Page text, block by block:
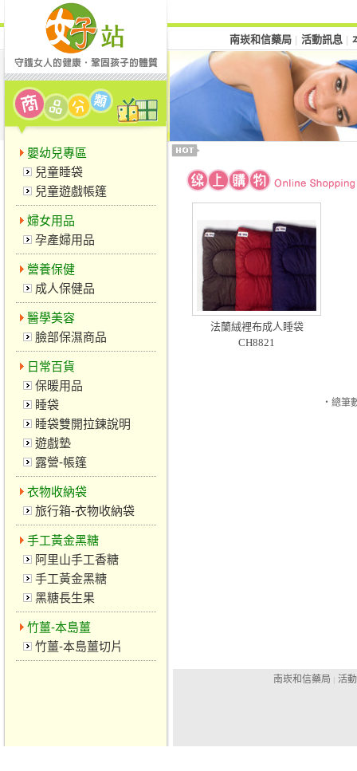
嬰幼兒專區
兒童睡袋
兒童遊戲帳篷
婦女用品
孕產婦用品
營養保健
成人保健品
醫學美容
臉部保濕商品
日常百貨
保暖用品
睡袋
睡袋雙開拉鍊說明
遊戲墊
露營-帳篷
衣物收納袋
旅行箱-衣物收納袋
手工黃金黑糖
阿里山手工香糖
手工黃金黑糖
黑糖長生果
竹薑-本島薑
竹薑-本島薑切片
南崁和信藥局 活動訊息
法蘭絨裡布成人睡袋
CH8821
‧總筆
南崁和信藥局 | 活